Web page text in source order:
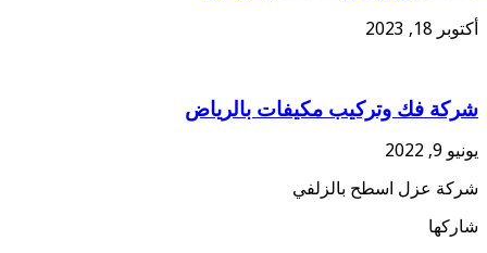
أكتوبر 18, 2023
شركة فك وتركيب مكيفات بالرياض
يونيو 9, 2022
شركة عزل اسطح بالزلفي
شاركها